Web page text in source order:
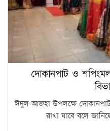
দোকানপাট ও
ঈদুল আজহা উপলক্ষে
রাখা যাবে বলে